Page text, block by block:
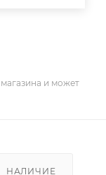
и может
НАЛИЧИЕ